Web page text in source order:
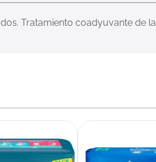
Tratamiento coadyuvante de la